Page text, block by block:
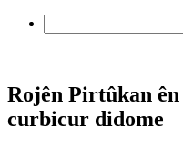
Rojên Pirtûkan
curbicur didome